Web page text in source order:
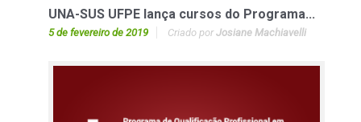
UNA-SUS UFPE lança cursos do Programa...
5 de fevereiro de 2019 Criado porJosiane Machiavelli